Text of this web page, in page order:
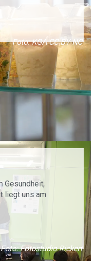
Foto: KGA CC BY NC
Gesundheit,
liegt uns am
Foto: Fotostudio Rickert